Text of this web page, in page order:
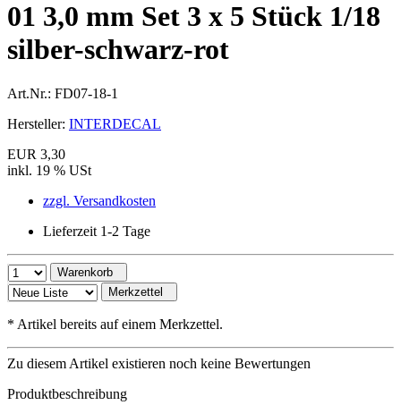
01 3,0 mm Set 3 x 5 Stück 1/18
silber-schwarz-rot
Art.Nr.: FD07-18-1
Hersteller: INTERDECAL
EUR 3,30
inkl. 19 % USt
zzgl. Versandkosten
Lieferzeit 1-2 Tage
Warenkorb
Merkzettel
* Artikel bereits auf einem Merkzettel.
Zu diesem Artikel existieren noch keine Bewertungen
Produktbeschreibung